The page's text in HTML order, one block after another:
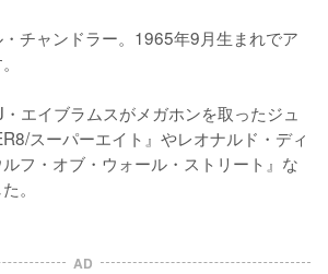
チャンドラー。1965年9月生まれでア
エイブラムスがメガホンを取ったジュ
スーパーエイト』やレオナルド・ディ
フ・オブ・ウォール・ストリート』な
。
AD